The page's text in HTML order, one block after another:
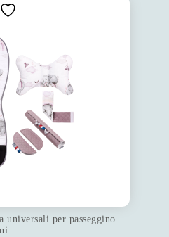
universali per passeggino